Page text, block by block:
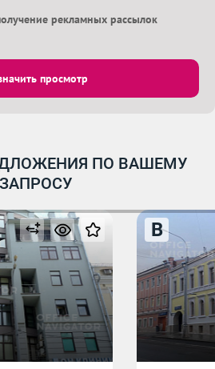
рекламных рассылок
просмотр
ПО ВАШЕМУ
ЗАПРОСУ
B